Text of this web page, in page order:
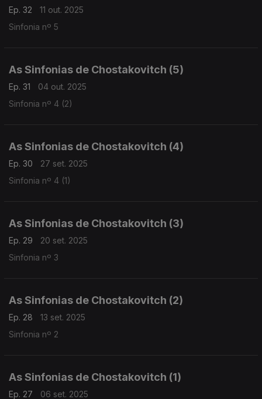
Ep. 32
11 out. 2025
Sinfonia nº 5
As Sinfonias de Chostakovitch (5)
Ep. 31
04 out. 2025
Sinfonia nº 4 (2)
As Sinfonias de Chostakovitch (4)
Ep. 30
27 set. 2025
Sinfonia nº 4 (1)
As Sinfonias de Chostakovitch (3)
Ep. 29
20 set. 2025
Sinfonia nº 3
As Sinfonias de Chostakovitch (2)
Ep. 28
13 set. 2025
Sinfonia nº 2
As Sinfonias de Chostakovitch (1)
Ep. 27 06 set. 2025